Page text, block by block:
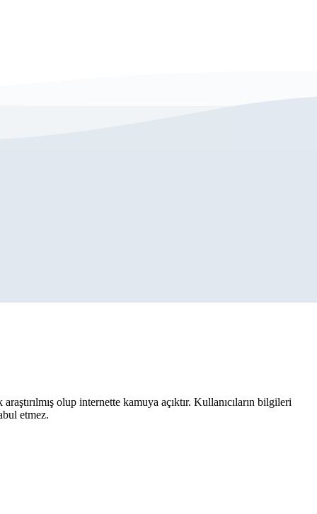
olup internette kamuya açıktır. Kullanıcıların bilgileri
etmez.